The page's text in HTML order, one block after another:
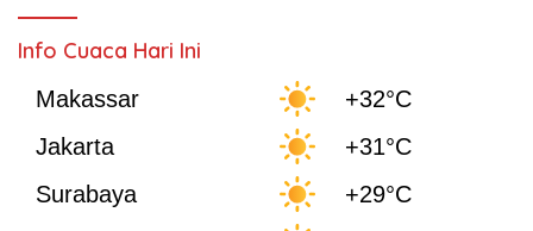
Info Cuaca Hari Ini
Makassar
+32°C
Jakarta
+31°C
Surabaya
+29°C